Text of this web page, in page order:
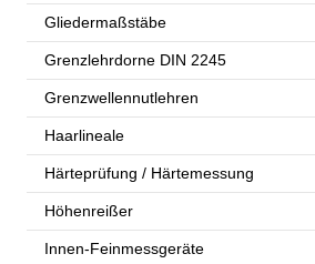
Gliedermaßstäbe
Grenzlehrdorne DIN 2245
Grenzwellennutlehren
Haarlineale
Härteprüfung / Härtemessung
Höhenreißer
Innen-Feinmessgeräte